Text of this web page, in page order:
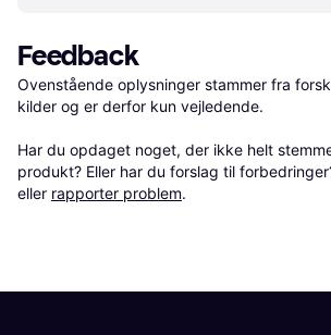
Feedback
Ovenstående oplysninger stammer fra
kilder og er derfor kun vejledende.
Har du opdaget noget, der ikke helt
produkt? Eller har du forslag til
eller rapporter problem.